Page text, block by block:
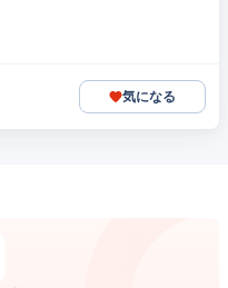
気になる